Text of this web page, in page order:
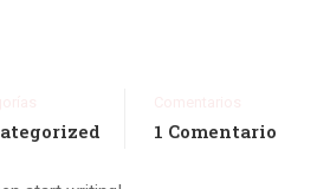
1 Comentario